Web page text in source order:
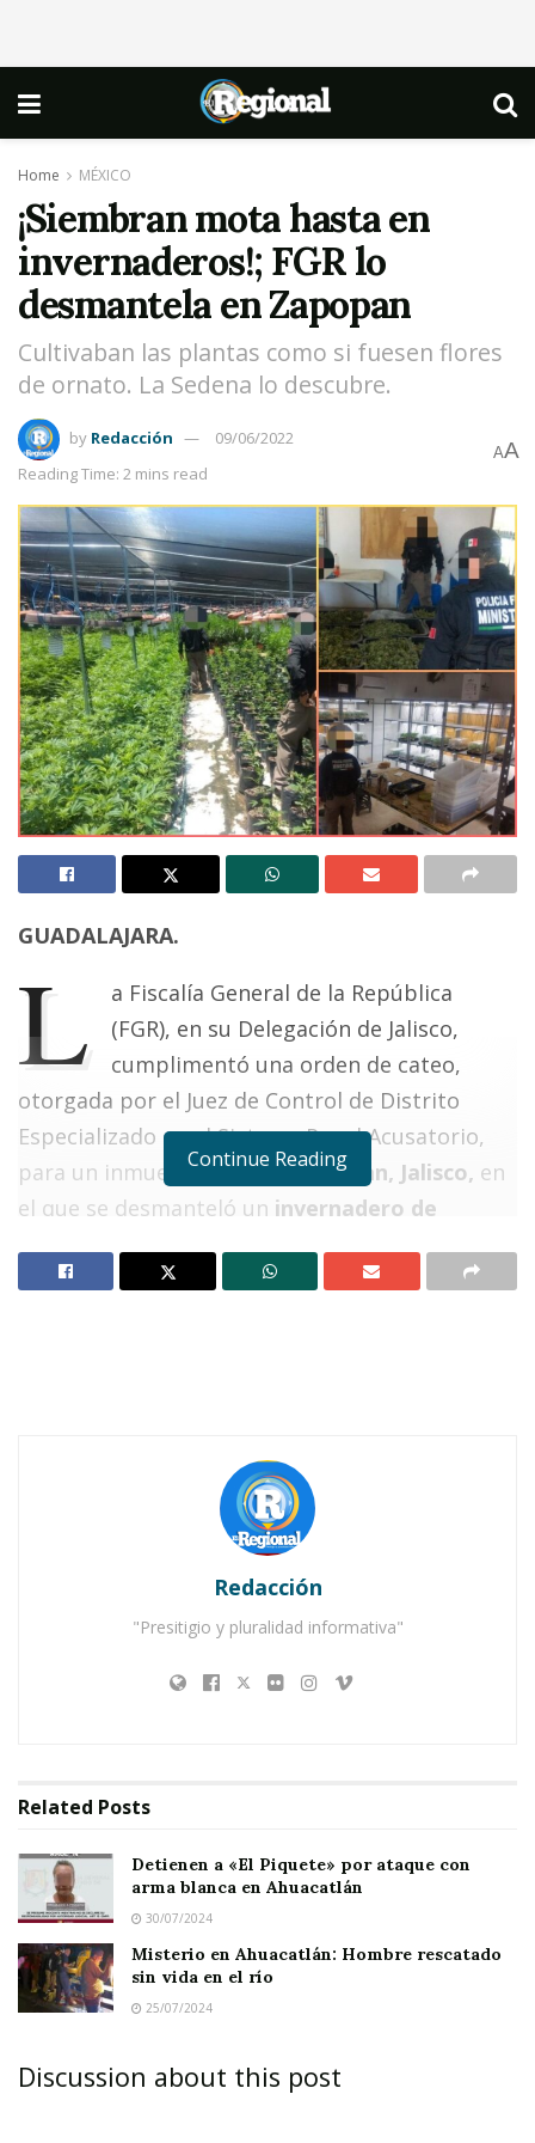
Home MÉXICO
¡Siembran mota hasta en
invernaderos!; FGR lo
desmantela en Zapopan
Cultivaban las plantas como si fuesen flores
de ornato. La Sedena lo descubre.
by Redacción
09/06/2022
Reading Time: 2 mins read
AA
GUADALAJARA.
L
a Fiscalía General de la República
(FGR), en su Delegación de Jalisco,
cumplimentó una orden de cateo,
otorgada por el Juez de Control de Distrito
Especializado en el Sistema Penal Acusatorio,
para un inmueble ubicadoZapopan, Jalisco, en
el que se desmanteló un invernadero de
De acuerdo con la carpeta de investigación,
elementos de la Secretaría de la Defensa
(SEDENA),al realizar un recorrido de
vigilancia en lasinmediaciones de un rancho
perteneciente al municipio referido, localizaron
En
ia, se le
hizo del
conocimien
to al
Ministerio
la
Continue Reading
Redacción
"Presitigio y pluralidad informativa"
Related Posts
Detienen a «El Piquete» por ataque con
arma blanca en Ahuacatlán
30/07/2024
Misterio en Ahuacatlán: Hombre rescatado
sin vida en el río
25/07/2024
Discussion about this post